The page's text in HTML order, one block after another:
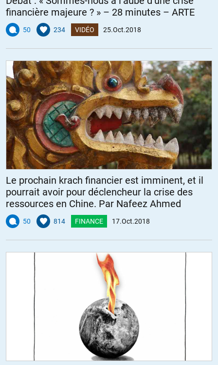
financière majeure ? » – 28 minutes – ARTE
50 234 VIDÉO 25.Oct.2018
Le prochain krach financier est imminent, et il
pourrait avoir pour déclencheur la crise des
ressources en Chine. Par Nafeez Ahmed
50 814 FINANCE 17.Oct.2018